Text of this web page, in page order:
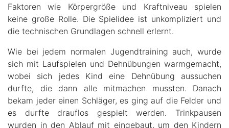
Faktoren wie Körpergröße und Kraftniveau spielen
keine große Rolle. Die Spielidee ist unkompliziert und
die technischen Grundlagen schnell erlernt.
Wie bei jedem normalen Jugendtraining auch, wurde
sich mit Laufspielen und Dehnübungen warmgemacht,
wobei sich jedes Kind eine Dehnübung aussuchen
durfte, die dann alle mitmachen mussten. Danach
bekam jeder einen Schläger, es ging auf die Felder und
es durfte drauflos gespielt werden. Trinkpausen
wurden in den Ablauf mit eingebaut, um den Kindern